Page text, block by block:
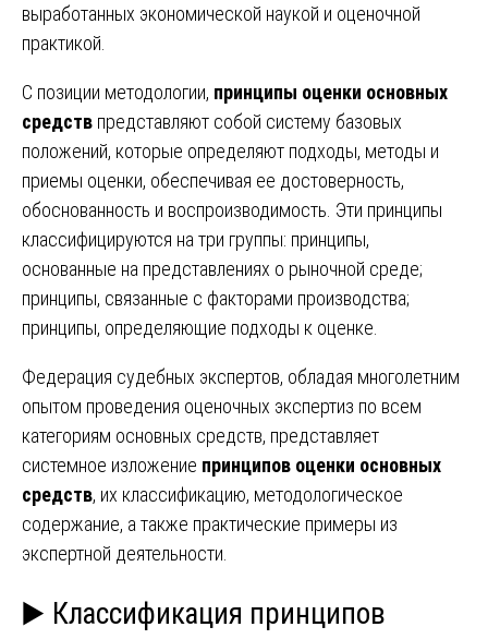
выработанных экономической наукой и оценочной
практикой.
С позиции методологии, принципы оценки основных
средств представляют собой систему базовых
положений, которые определяют подходы, методы и
приемы оценки, обеспечивая ее достоверность,
обоснованность и воспроизводимость. Эти принципы
классифицируются на три группы: принципы,
основанные на представлениях о рыночной среде;
принципы, связанные с факторами производства;
принципы, определяющие подходы к оценке.
Федерация судебных экспертов, обладая многолетним
опытом проведения оценочных экспертиз по всем
категориям основных средств, представляет
системное изложение принципов оценки основных
средств, их классификацию, методологическое
содержание, а также практические примеры из
экспертной деятельности.
▶️ Классификация принципов